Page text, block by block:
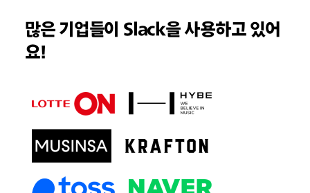
많은 기업들이 Slack을 사용하고 있어
요!